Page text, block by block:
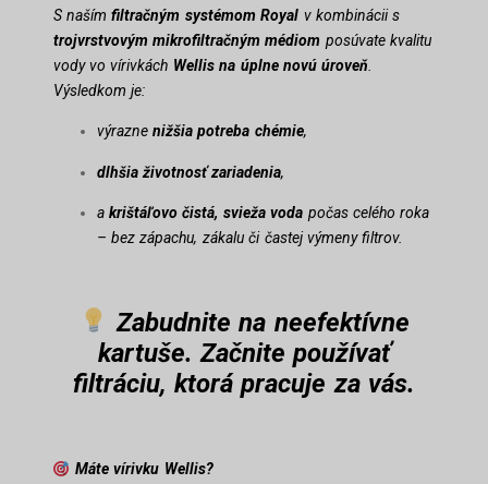
S našímfiltračným systémom Royal v kombinácii s
trojvrstvovým mikrofiltračným médiom posúvate kvalitu
vody vo vírivkách Wellis na úplne novú úroveň
Výsledkom je:
výrazne nižšia potreba chémie,
dlhšia životnosť zariadenia,
a krištáľovo čistá, svieža voda počas celého roka
– bez zápachu, zákalu či častej výmeny filtrov.
Zabudnite na neefektívne
kartuše. Začnite používať
filtráciu, ktorá pracuje za vás.
Máte vírivku Wellis?